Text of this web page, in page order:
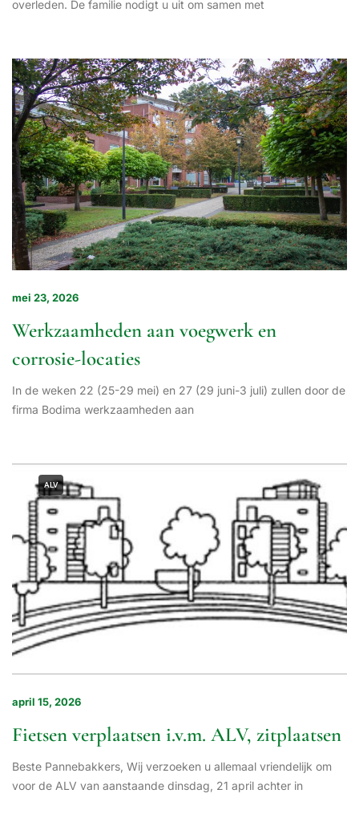
overleden. De familie nodigt u uit om samen met
mei 23, 2026
Werkzaamheden aan voegwerk en
corrosie-locaties
In de weken 22 (25-29 mei) en 27 (29 juni-3 juli) zullen door de
firma Bodima werkzaamheden aan
ALV
april 15, 2026
Fietsen verplaatsen i.v.m. ALV, zitplaatsen
Beste Pannebakkers, Wij verzoeken u allemaal vriendelijk om
voor de ALV van aanstaande dinsdag, 21 april achter in